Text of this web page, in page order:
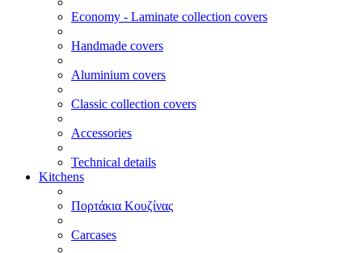
Economy - Laminate collection covers
Handmade covers
Aluminium covers
Classic collection covers
Accessories
Technical details
Kitchens
Πορτάκια Κουζίνας
Carcases